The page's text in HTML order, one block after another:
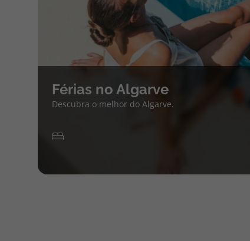
Férias no Algarve
Descubra o melhor do Algarve.